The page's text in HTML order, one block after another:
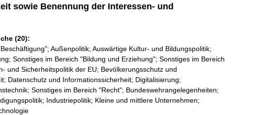
sowie Benennung der Interessen- und
(20):
Außenpolitik; Auswärtige Kultur- und Bildungspolitik;
Sonstiges im Bereich "Bildung und Erziehung"; Sonstiges im Bereich
und Sicherheitspolitik der EU; Bevölkerungsschutz und
Datenschutz und Informationssicherheit; Digitalisierung;
Sonstiges im Bereich "Recht"; Bundeswehrangelegenheiten;
Industriepolitik; Kleine und mittlere Unternehmen;